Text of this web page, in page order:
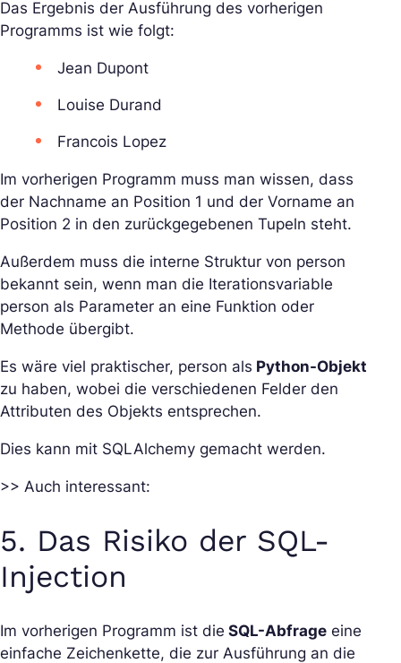
Das Ergebnis der Ausführung des vorherigen
Programms ist wie folgt:
Jean Dupont
Louise Durand
Francois Lopez
Im vorherigen Programm muss man wissen, dass
der Nachname an Position 1 und der Vorname an
Position 2 in den zurückgegebenen Tupeln steht.
Außerdem muss die interne Struktur von person
bekannt sein, wenn man die Iterationsvariable
person als Parameter an eine Funktion oder
Methode übergibt.
Es wäre viel praktischer, person als Python-Objekt
zu haben, wobei die verschiedenen Felder den
Attributen des Objekts entsprechen.
Dies kann mit SQLAlchemy gemacht werden.
>> Auch interessant:
5. Das Risiko der SQL-
Injection
Im vorherigen Programm ist die SQL-Abfrage eine
einfache Zeichenkette, die zur Ausführung an die